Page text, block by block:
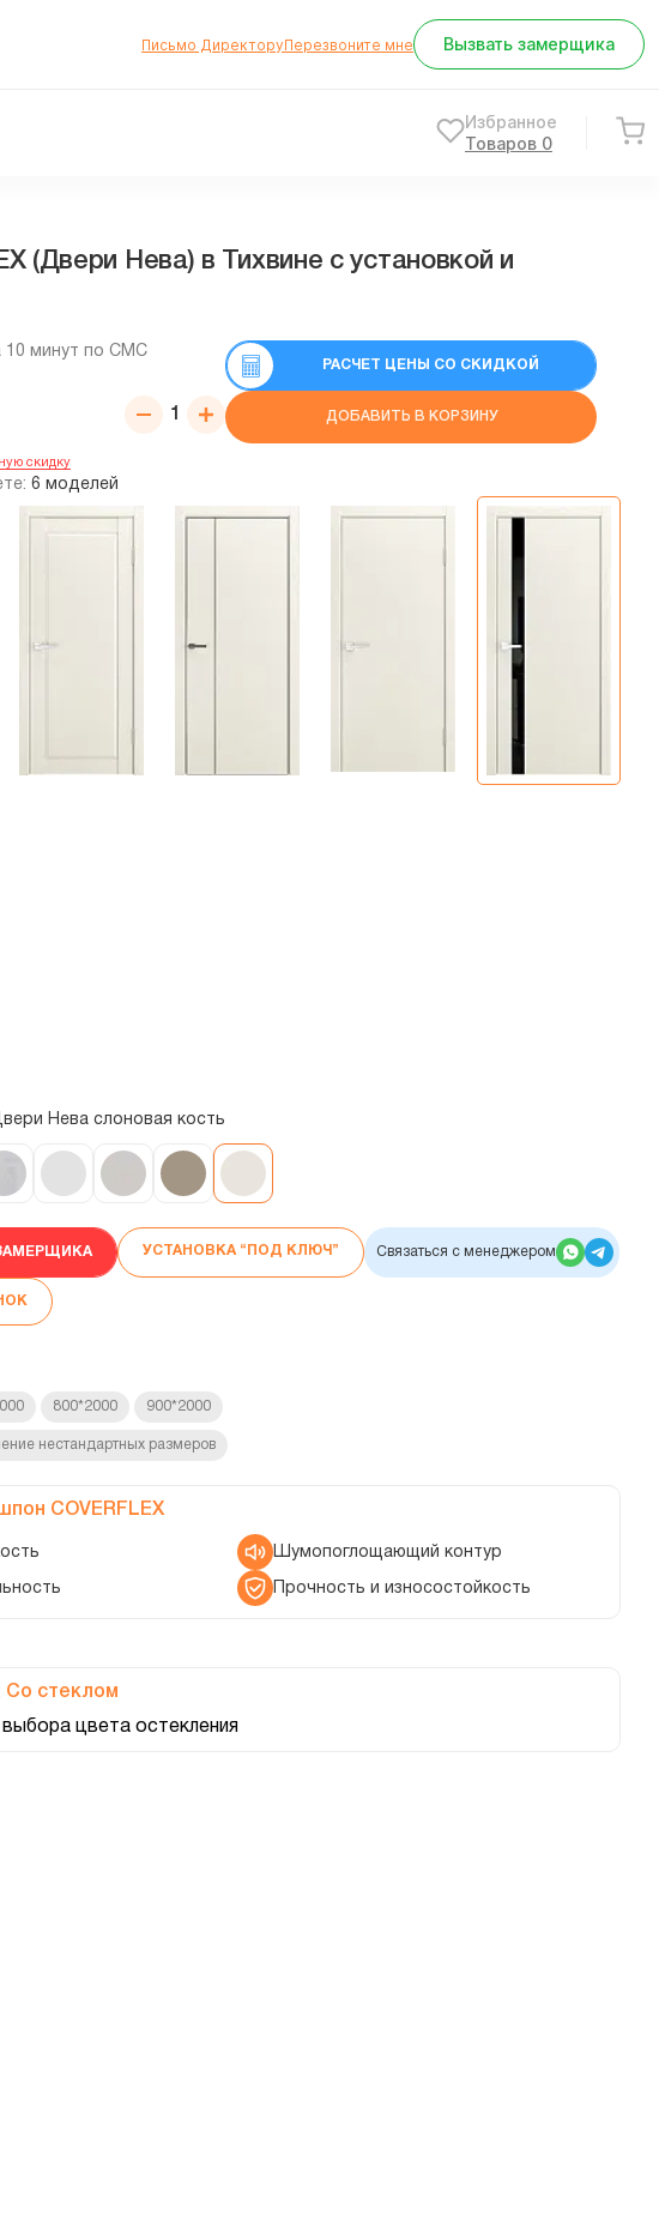
Письмо ДиректоруПерезвоните мне Вызвать замерщика
Избранное
Товаров 0
(Двери Нева) в Тихвине с установкой и
10 минут по СМС
РАСЧЕТ ЦЕНЫ СО СКИДКОЙ
ДОБАВИТЬ В КОРЗИНУ
скидку
6 моделей
Нева слоновая кость
УСТАНОВКА “ПОД КЛЮЧ” Связаться с менеджером
800*2000 900*2000
нестандартных размеров
COVERFLEX
Шумопоглощающий контур
Прочность и износостойкость
Со стеклом
цвета остекления